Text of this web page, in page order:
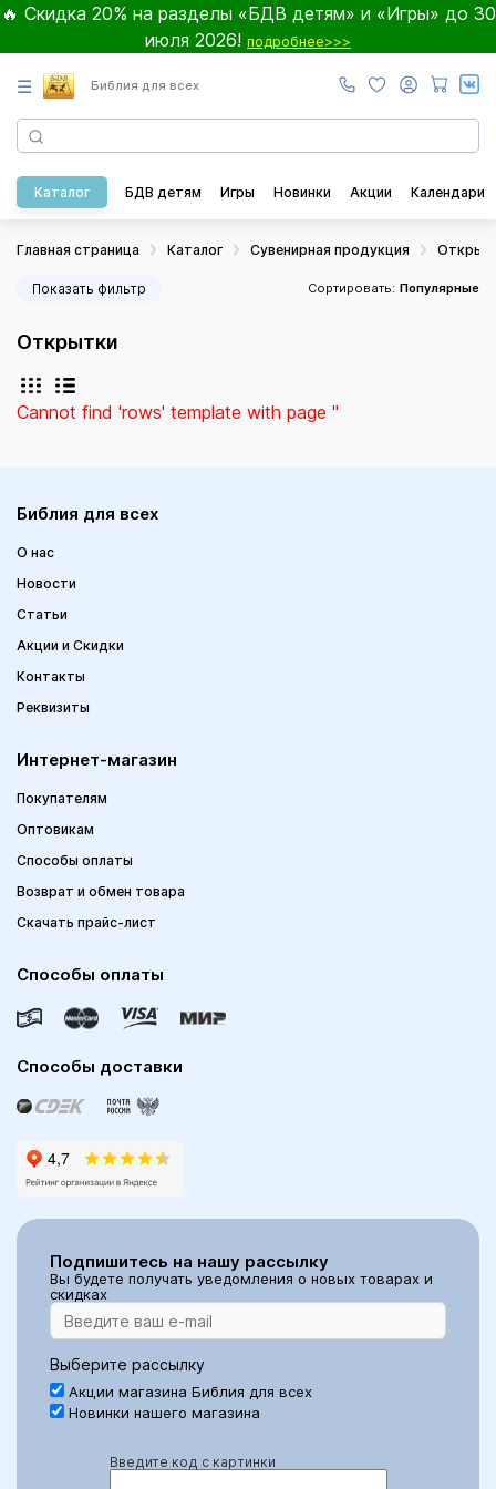
🔥 Скидка 20% на разделы «БДВ детям» и «Игры» до 30
июля 2026! подробнее>>>
☰ Библия для всех
Каталог БДВ детям Игры Новинки Акции Календари
Главная страница Каталог Сувенирная продукция
Показать фильтр Сортировать: Популярные
Открытки
Cannot find 'rows' template with page ''
Библия для всех
О нас
Новости
Статьи
Акции и Скидки
Контакты
Реквизиты
Интернет-магазин
Покупателям
Оптовикам
Способы оплаты
Возврат и обмен товара
Скачать прайс-лист
Способы оплаты
Способы доставки
Подпишитесь на нашу рассылку
Вы будете получать уведомления о новых товарах и
скидках
Выберите рассылку
Акции магазина Библия для всех
Новинки нашего магазина
Введите код с картинки